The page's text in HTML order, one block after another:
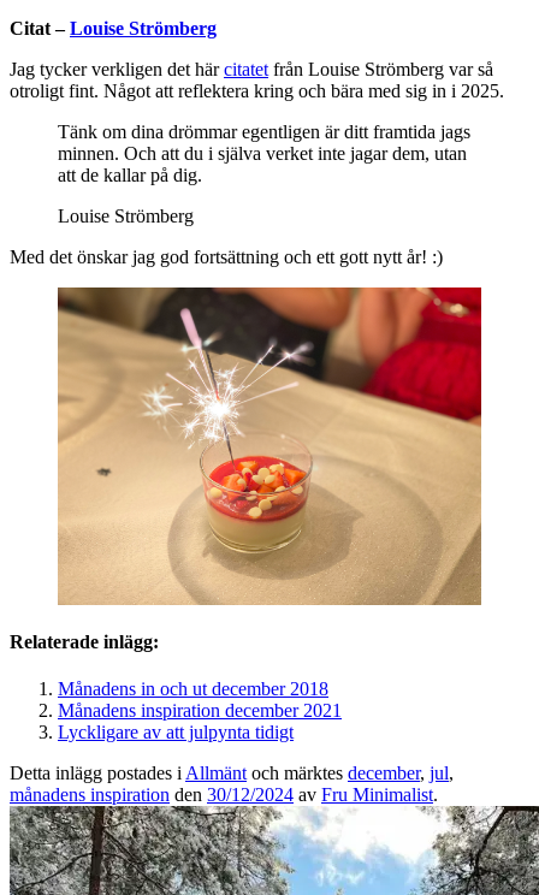
Citat –Louise Strömberg
Jag tycker verkligen det härcitatetfrån Louise Strömberg var så
otroligt fint. Något att reflektera kring och bära med sig in i 2025.
Tänk om dina drömmar egentligen är ditt framtida jags
minnen. Och att du i själva verket inte jagar dem, utan
att de kallar på dig.
Louise Strömberg
Med det önskar jag god fortsättning och ett gott nytt år! :)
Relaterade inlägg:
Månadens in och ut december 2018
Månadens inspiration december 2021
Lyckligare av att julpynta tidigt
Detta inlägg postades i Allmänt och märktes december, jul,
månadens inspiration den 30/12/2024 av Fru Minimalist.